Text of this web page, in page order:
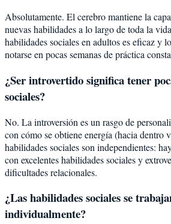
Absolutamente. El cerebro mantiene la
nuevas habilidades a lo largo de toda la
habilidades sociales en adultos es eficaz y
notarse en pocas semanas de práctica
¿Ser introvertido significa tener
sociales?
No. La introversión es un rasgo de
con cómo se obtiene energía (hacia dentro
habilidades sociales son independientes:
con excelentes habilidades sociales y
dificultades relacionales.
¿Las habilidades sociales se
individualmente?